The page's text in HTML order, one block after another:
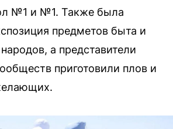
№1 и №1. Также была
предметов быта и
а представители
приготовили плов и